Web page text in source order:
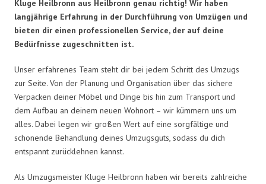
Kluge Heilbronn aus Heilbronn genau richtig! Wir haben
langjährige Erfahrung in der Durchführung von Umzügen und
bieten dir einen professionellen Service, der auf deine
Bedürfnisse zugeschnitten ist.
Unser erfahrenes Team steht dir bei jedem Schritt des Umzugs
zur Seite. Von der Planung und Organisation über das sichere
Verpacken deiner Möbel und Dinge bis hin zum Transport und
dem Aufbau an deinem neuen Wohnort – wir kümmern uns um
alles. Dabei legen wir großen Wert auf eine sorgfältige und
schonende Behandlung deines Umzugsguts, sodass du dich
entspannt zurücklehnen kannst.
Als Umzugsmeister Kluge Heilbronn haben wir bereits zahlreiche